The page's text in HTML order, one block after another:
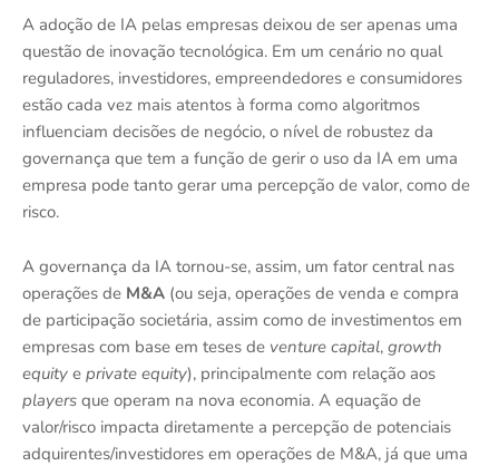
A adoção de IA pelas empresas deixou de ser apenas uma
questão de inovação tecnológica. Em um cenário no qual
reguladores, investidores, empreendedores e consumidores
estão cada vez mais atentos à forma como algoritmos
influenciam decisões de negócio, o nível de robustez da
governança que tem a função de gerir o uso da IA em uma
empresa pode tanto gerar uma percepção de valor, como de
risco.
A governança da IA tornou-se, assim, um fator central nas
operações de M&A (ou seja, operações de venda e compra
de participação societária, assim como de investimentos em
empresas com base em teses de venture capital, growth
equity e private equity), principalmente com relação aos
players que operam na nova economia. A equação de
valor/risco impacta diretamente a percepção de potenciais
adquirentes/investidores em operações de M&A, já que uma